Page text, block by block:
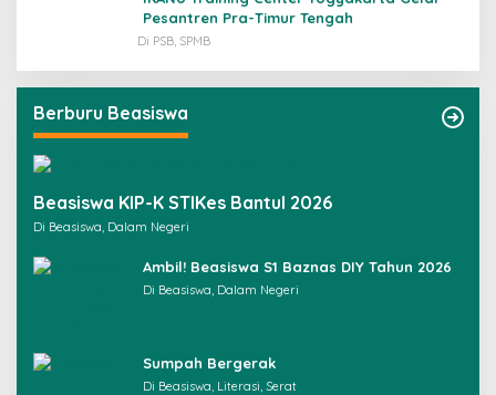
Pesantren Pra-Timur Tengah
Di PSB, SPMB
Berburu Beasiswa
Beasiswa KIP-K STIKes Bantul 2026
Di Beasiswa, Dalam Negeri
Ambil! Beasiswa S1 Baznas DIY Tahun 2026
Di Beasiswa, Dalam Negeri
Sumpah Bergerak
Di Beasiswa, Literasi, Serat